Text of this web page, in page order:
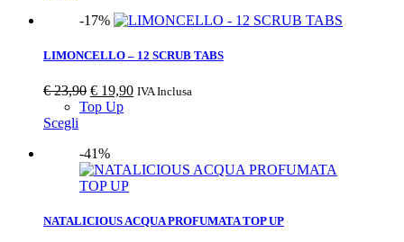
-17%
LIMONCELLO – 12 SCRUB TABS
€23,90 € 19,90 IVA Inclusa
Top Up
Scegli
-41%
NATALICIOUS ACQUA PROFUMATA TOP UP